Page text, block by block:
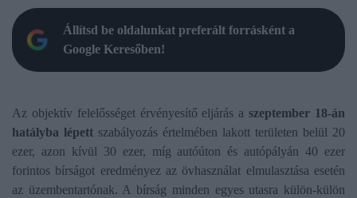
Állítsd be oldalunkat preferált forrásként a
Google Keresőben!
Az objektív felelősséget érvényesítő eljárás aszeptember 18-án
hatályba lépett szabályozás értelmében lakott területen belül 20
ezer, azon kívül 30 ezer, míg autóúton és autópályán 40 ezer
forintos bírságot eredményez az övhasználat elmulasztása esetén
az üzembentartónak. A bírság minden egyes utasra külön-külön